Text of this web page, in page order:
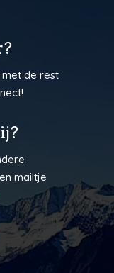
de rest
mailtje